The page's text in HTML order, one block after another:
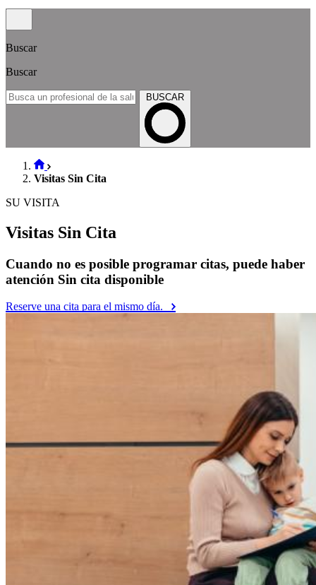
Buscar
Buscar
BUSCAR
Visitas Sin Cita
SU VISITA
Visitas Sin Cita
Cuando no es posible programar citas, puede haber
atención Sin cita disponible
Reserve una cita para el mismo día.